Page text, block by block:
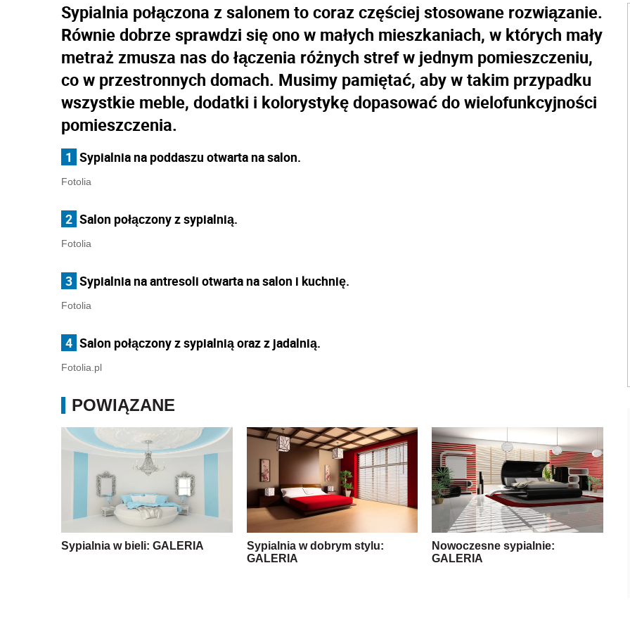
Sypialnia połączona z salonem to coraz częściej stosowane rozwiązanie.
Równie dobrze sprawdzi się ono w małych mieszkaniach, w których mały
metraż zmusza nas do łączenia różnych stref w jednym pomieszczeniu,
co w przestronnych domach. Musimy pamiętać, aby w takim przypadku
wszystkie meble, dodatki i kolorystykę dopasować do wielofunkcyjności
pomieszczenia.
1 Sypialnia na poddaszu otwarta na salon.
Fotolia
2 Salon połączony z sypialnią.
Fotolia
3 Sypialnia na antresoli otwarta na salon i kuchnię.
Fotolia
4 Salon połączony z sypialnią oraz z jadalnią.
Fotolia.pl
POWIĄZANE
Sypialnia w bieli: GALERIA
Sypialnia w dobrym stylu:
GALERIA
Nowoczesne sypialnie:
GALERIA